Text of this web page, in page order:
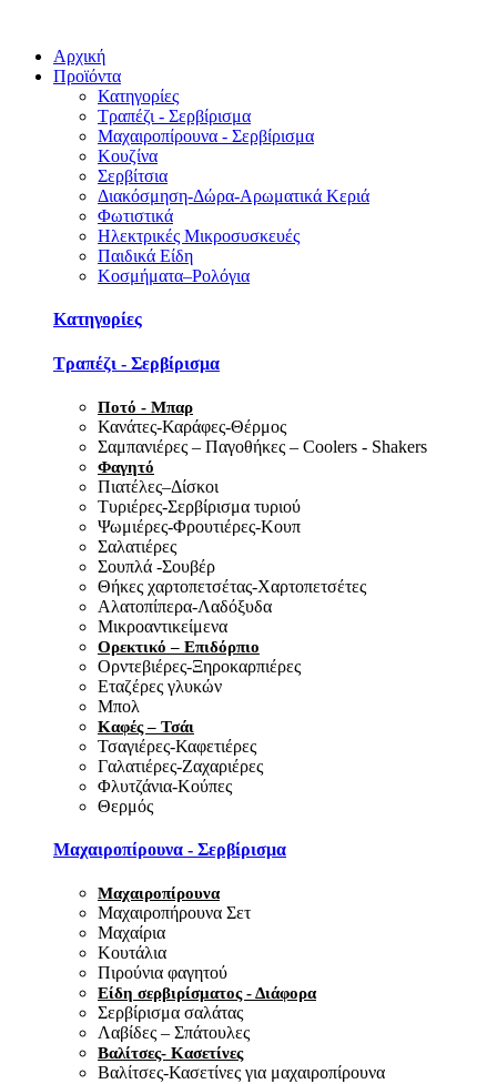
Αρχική
Προϊόντα
Κατηγορίες
Τραπέζι - Σερβίρισμα
Μαχαιροπίρουνα - Σερβίρισμα
Κουζίνα
Σερβίτσια
Διακόσμηση-Δώρα-Αρωματικά Κεριά
Φωτιστικά
Ηλεκτρικές Μικροσυσκευές
Παιδικά Είδη
Κοσμήματα–Ρολόγια
Κατηγορίες
Τραπέζι - Σερβίρισμα
Ποτό - Μπαρ
Κανάτες-Καράφες-Θέρμος
Σαμπανιέρες – Παγοθήκες – Coolers - Shakers
Φαγητό
Πιατέλες–Δίσκοι
Τυριέρες-Σερβίρισμα τυριού
Ψωμιέρες-Φρουτιέρες-Κουπ
Σαλατιέρες
Σουπλά -Σουβέρ
Θήκες χαρτοπετσέτας-Χαρτοπετσέτες
Αλατοπίπερα-Λαδόξυδα
Μικροαντικείμενα
Ορεκτικό – Επιδόρπιο
Ορντεβιέρες-Ξηροκαρπιέρες
Εταζέρες γλυκών
Μπολ
Καφές – Τσάι
Τσαγιέρες-Καφετιέρες
Γαλατιέρες-Ζαχαριέρες
Φλυτζάνια-Κούπες
Θερμός
Μαχαιροπίρουνα - Σερβίρισμα
Μαχαιροπίρουνα
Μαχαιροπήρουνα Σετ
Μαχαίρια
Κουτάλια
Πιρούνια φαγητού
Είδη σερβιρίσματος - Διάφορα
Σερβίρισμα σαλάτας
Λαβίδες – Σπάτουλες
Βαλίτσες- Κασετίνες
Βαλίτσες-Κασετίνες για μαχαιροπίρουνα